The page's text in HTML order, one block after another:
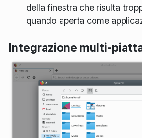
della finestra che risulta
quando aperta come
Integrazione multi-